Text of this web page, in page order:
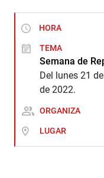
HORA
TEMA
Semana de
Del lunes 21
de 2022.
ORGANIZA
LUGAR